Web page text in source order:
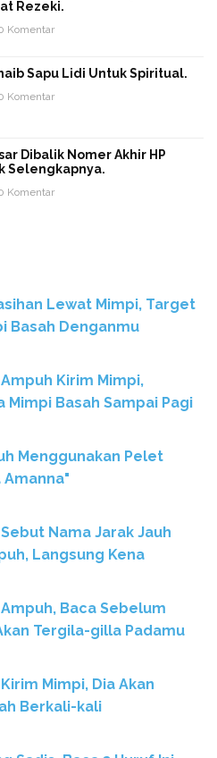
Rezeki.
Komentar
Sapu Lidi Untuk Spiritual.
Komentar
Dibalik Nomer Akhir HP
Selengkapnya.
Komentar
Lewat Mimpi, Target
Basah Denganmu
Kirim Mimpi,
Mimpi Basah Sampai Pagi
Menggunakan Pelet
Amanna"
Nama Jarak Jauh
Langsung Kena
Baca Sebelum
Tergila-gilla Padamu
Mimpi, Dia Akan
Berkali-kali